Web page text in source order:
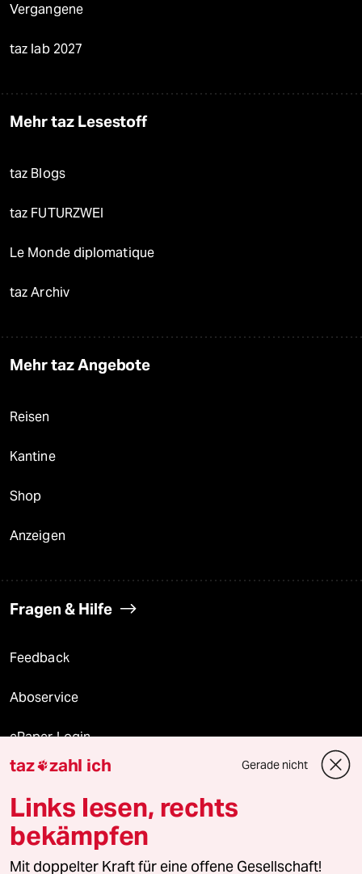
Vergangene
taz lab 2027
Mehr taz Lesestoff
taz Blogs
taz FUTURZWEI
Le Monde diplomatique
taz Archiv
Mehr taz Angebote
Reisen
Kantine
Shop
Anzeigen
Fragen & Hilfe
Feedback
Aboservice
ePaper Login
Downloads für Abonnierende
© 2026 taz Verlags und Vertriebs GmbH
Alle Rechte vorbehalten. Bei rechtlichen Fragen oder für Genehmigungen
taz zahl ich Gerade nicht
Links lesen, rechts
bekämpfen
Mit doppelter Kraft für eine offene Gesellschaft!